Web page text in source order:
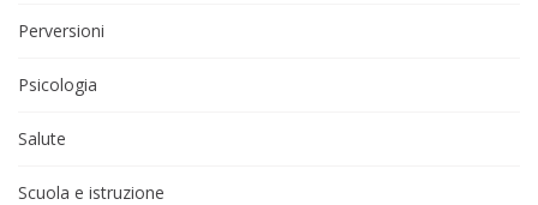
Perversioni
Psicologia
Salute
Scuola e istruzione